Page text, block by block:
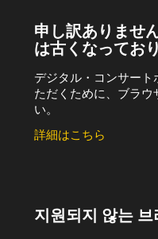
申し訳ありませ
は古くなってお
デジタル・コンサー
ただくために、ブラウ
い。
詳細はこちら
지원되지 않는